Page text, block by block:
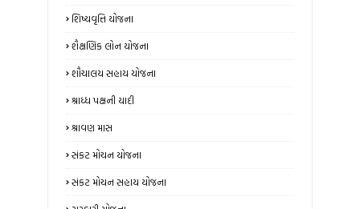
શિષ્યવૃત્તિ યોજના
શૈક્ષણિક લોન યોજના
શૌચાલય સહાય યોજના
શ્રાધ્ધ પક્ષની યાદી
શ્રાવણ માસ
સંકટ મોચન યોજના
સંકટ મોચન સહાય યોજના